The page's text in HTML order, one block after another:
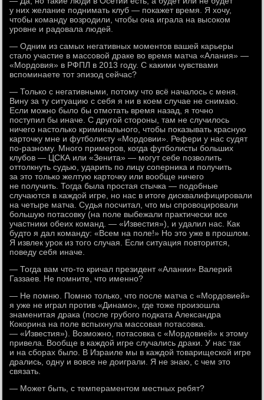
у них желание поднимать клуб — покажет время. Я хочу,
чтобы команду возродили, чтобы она играла на высоком
уровне и радовала людей.
— Одним из самых негативных моментов вашей карьеры
стало участие в массовой драке во время матча «Алания» —
«Мордовия» в РФПЛ в 2013 году. С какими чувствами
вспоминаете тот эпизод сейчас?
— Только с негативными, потому что всё началось с меня.
Вину за ту ситуацию с себя я ни в коем случае не снимаю.
Если можно было бы отмотать время назад, я точно
поступил бы иначе. С другой стороны, там не случилось
ничего настолько криминального, чтобы показывать красную
карточку мне и футболисту «Мордовии». Рефери у нас судят
по-разному. Много примеров, когда футболисты больших
клубов — ЦСКА или «Зенита» — могут себе позволить
оттолкнуть судью, ударить по лицу соперника и получить
за это только желтую карточку или вообще ничего
не получить. Тогда была простая стычка — подобные
случаются в каждой игре, но нас в итоге дисквалифицировали
на четыре матча. Судья посчитал, что мы спровоцировали
большую потасовку (на поле выбежали практически все
участники обеих команд. — «Известия»), и удалил нас. Как
будто я дал команду: «Всем на поле!» Но это уже в прошлом.
Я извлек урок из того случая. Если ситуация повторится,
поведу себя иначе.
— Тогда вам что-то кричал президент «Алании» Валерий
Газзаев. Не помните, что именно?
— Не помню. Помню только, что после матча с «Мордовией»
я уже не играл против «Динамо», где тоже произошла
знаменитая драка (после грубого подката Александра
Кокорина на поле вспыхнула массовая потасовка.
— «Известия»). Возможно, потасовка с «Мордовией» к этому
привела. Вообще в каждой игре случались драки. У нас так
и на сборах было. В Израиле мы в каждой товарищеской игре
дрались, одну и вовсе не доиграли. Я не знаю, с чем это
связать.
— Может быть, с темпераментом местных ребят?